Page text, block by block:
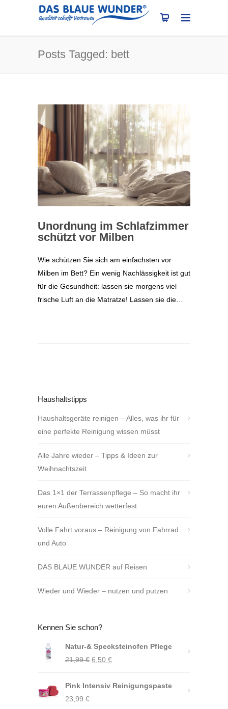
Posts Tagged: bett
Unordnung im Schlafzimmer
schützt vor Milben
Wie schützen Sie sich am einfachsten vor
Milben im Bett? Ein wenig Nachlässigkeit ist gut
für die Gesundheit: lassen sie morgens viel
frische Luft an die Matratze! Lassen sie die…
Haushaltstipps
Haushaltsgeräte reinigen – Alles, was ihr für
eine perfekte Reinigung wissen müsst
Alle Jahre wieder – Tipps & Ideen zur
Weihnachtszeit
Das 1×1 der Terrassenpflege – So macht ihr
euren Außenbereich wetterfest
Volle Fahrt voraus – Reinigung von Fahrrad
und Auto
DAS BLAUE WUNDER auf Reisen
Wieder und Wieder – nutzen und putzen
Kennen Sie schon?
Natur-& Specksteinofen Pflege
21,99€ Ursprünglicher
war:
6,50 €Aktueller
ist:
Pink Intensiv Reinigungspaste
23,99 €